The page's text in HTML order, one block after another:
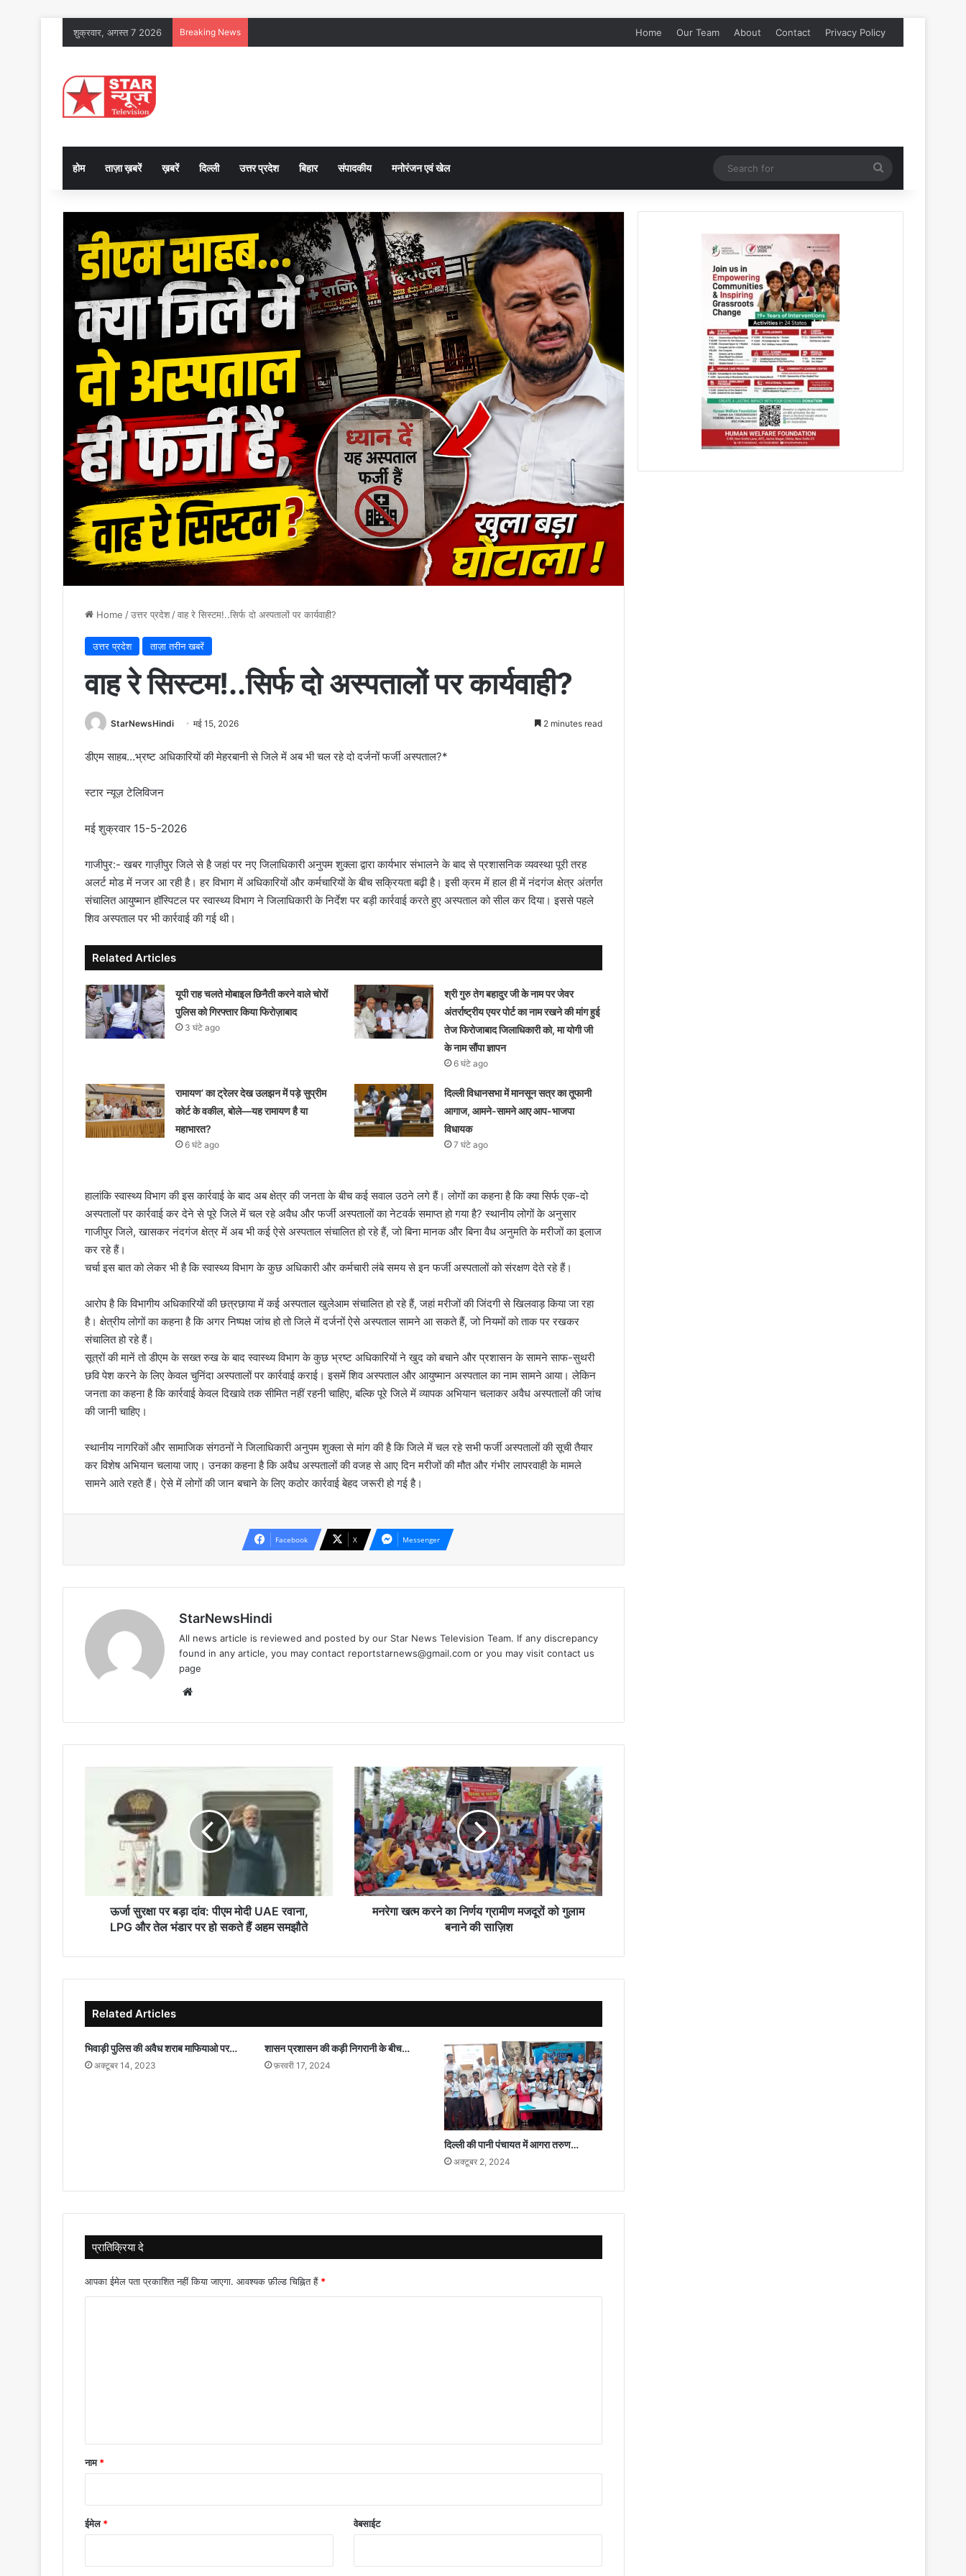
शुक्रवार, अगस्त 7 2026 Breaking News Home Our Team About Contact Privacy Policy
होम ताज़ा ख़बरें ख़बरें दिल्ली उत्तर प्रदेश बिहार संपादकीय मनोरंजन एवं खेल
for
Home /उत्तर प्रदेश /वाह रे सिस्टम!..सिर्फ दो अस्पतालों पर कार्यवाही?
उत्तर प्रदेश ताज़ा तरीन खबरें
वाह रे सिस्टम!..सिर्फ दो अस्पतालों पर कार्यवाही?
StarNewsHindi मई 15, 2026 2 minutes read
डीएम साहब…भ्रष्ट अधिकारियों की मेहरबानी से जिले में अब भी चल रहे दो दर्जनों फर्जी अस्पताल?*
स्टार न्यूज़ टेलिविजन
मई शुक्रवार 15-5-2026
गाजीपुर:- खबर गाज़ीपुर जिले से है जहां पर नए जिलाधिकारी अनुपम शुक्ला द्वारा कार्यभार संभालने के बाद से प्रशासनिक व्यवस्था पूरी तरह
अलर्ट मोड में नजर आ रही है। हर विभाग में अधिकारियों और कर्मचारियों के बीच सक्रियता बढ़ी है। इसी क्रम में हाल ही में नंदगंज क्षेत्र अंतर्गत
संचालित आयुष्मान हॉस्पिटल पर स्वास्थ्य विभाग ने जिलाधिकारी के निर्देश पर बड़ी कार्रवाई करते हुए अस्पताल को सील कर दिया। इससे पहले
शिव अस्पताल पर भी कार्रवाई की गई थी।
Related Articles
यूपी राह चलते मोबाइल छिनैती करने वाले चोरों
पुलिस को गिरफ्तार किया फिरोज़ाबाद
3 घंटे ago
श्री गुरु तेग बहादुर जी के नाम पर जेवर
अंतर्राष्ट्रीय एयर पोर्ट का नाम रखने की मांग हुई
तेज फिरोजाबाद जिलाधिकारी को, मा योगी जी
के नाम सौंपा ज्ञापन
6 घंटे ago
रामायण’ का ट्रेलर देख उलझन में पड़े सुप्रीम
कोर्ट के वकील, बोले—यह रामायण है या
महाभारत?
6 घंटे ago
दिल्ली विधानसभा में मानसून सत्र का तूफानी
आगाज, आमने-सामने आए आप-भाजपा
विधायक
7 घंटे ago
हालांकि स्वास्थ्य विभाग की इस कार्रवाई के बाद अब क्षेत्र की जनता के बीच कई सवाल उठने लगे हैं। लोगों का कहना है कि क्या सिर्फ एक-दो
अस्पतालों पर कार्रवाई कर देने से पूरे जिले में चल रहे अवैध और फर्जी अस्पतालों का नेटवर्क समाप्त हो गया है? स्थानीय लोगों के अनुसार
गाजीपुर जिले, खासकर नंदगंज क्षेत्र में अब भी कई ऐसे अस्पताल संचालित हो रहे हैं, जो बिना मानक और बिना वैध अनुमति के मरीजों का इलाज
कर रहे हैं।
चर्चा इस बात को लेकर भी है कि स्वास्थ्य विभाग के कुछ अधिकारी और कर्मचारी लंबे समय से इन फर्जी अस्पतालों को संरक्षण देते रहे हैं।
आरोप है कि विभागीय अधिकारियों की छत्रछाया में कई अस्पताल खुलेआम संचालित हो रहे हैं, जहां मरीजों की जिंदगी से खिलवाड़ किया जा रहा
है। क्षेत्रीय लोगों का कहना है कि अगर निष्पक्ष जांच हो तो जिले में दर्जनों ऐसे अस्पताल सामने आ सकते हैं, जो नियमों को ताक पर रखकर
संचालित हो रहे हैं।
सूत्रों की मानें तो डीएम के सख्त रुख के बाद स्वास्थ्य विभाग के कुछ भ्रष्ट अधिकारियों ने खुद को बचाने और प्रशासन के सामने साफ-सुथरी
छवि पेश करने के लिए केवल चुनिंदा अस्पतालों पर कार्रवाई कराई। इसमें शिव अस्पताल और आयुष्मान अस्पताल का नाम सामने आया। लेकिन
जनता का कहना है कि कार्रवाई केवल दिखावे तक सीमित नहीं रहनी चाहिए, बल्कि पूरे जिले में व्यापक अभियान चलाकर अवैध अस्पतालों की जांच
की जानी चाहिए।
स्थानीय नागरिकों और सामाजिक संगठनों ने जिलाधिकारी अनुपम शुक्ला से मांग की है कि जिले में चल रहे सभी फर्जी अस्पतालों की सूची तैयार
कर विशेष अभियान चलाया जाए। उनका कहना है कि अवैध अस्पतालों की वजह से आए दिन मरीजों की मौत और गंभीर लापरवाही के मामले
सामने आते रहते हैं। ऐसे में लोगों की जान बचाने के लिए कठोर कार्रवाई बेहद जरूरी हो गई है।
Facebook X Messenger
StarNewsHindi
All news article is reviewed and posted by our Star News Television Team. If any discrepancy
found in any article, you may contact reportstarnews@gmail.com or you may visit contact us
page
भंडार
सकते
अहम
समझौते
ऊर्जा सुरक्षा पर बड़ा दांव: पीएम मोदी UAE रवाना,
LPG और तेल भंडार पर हो सकते हैं अहम समझौते
मनरेगा
खत्म
करने
का
निर्णय
ग्रामीण
मजदूरों
को
गुलाम
मनरेगा खत्म करने का निर्णय ग्रामीण मजदूरों को गुलाम
बनाने की साज़िश
Related Articles
भिवाड़ी पुलिस की अवैध शराब माफियाओ पर…
अक्टूबर 14, 2023
शासन प्रशासन की कड़ी निगरानी के बीच…
फ़रवरी 17, 2024
दिल्ली की पानी पंचायत में आगरा तरुण…
अक्टूबर 2, 2024
प्रातिक्रिया दे
आपका ईमेल पता प्रकाशित नहीं किया जाएगा. आवश्यक फ़ील्ड चिह्नित हैं *
नाम*
ईमेल* वेबसाईट